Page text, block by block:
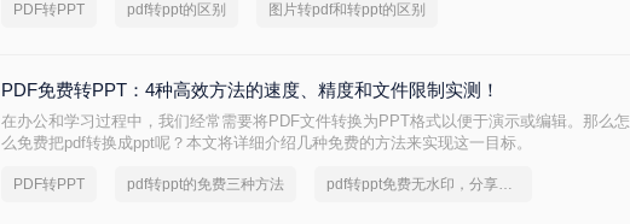
PDF转PPT pdf转ppt的区别 图片转pdf和转ppt的区别
PDF免费转PPT：4种高效方法的速度、精度和文件限制实测！
在办公和学习过程中，我们经常需要将PDF文件转换为PPT格式以便于演示或编辑。那么怎
么免费把pdf转换成ppt呢？本文将详细介绍几种免费的方法来实现这一目标。
PDF转PPT pdf转ppt的免费三种方法 pdf转ppt免费无水印，分享一种简单的方法